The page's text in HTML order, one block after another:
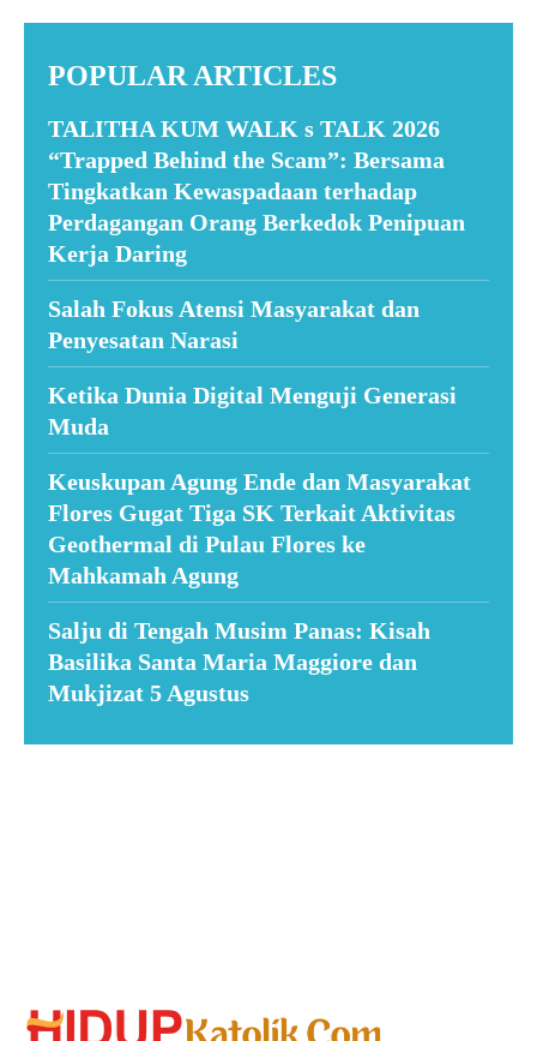
POPULAR ARTICLES
TALITHA KUM WALK s TALK 2026
“Trapped Behind the Scam”: Bersama
Tingkatkan Kewaspadaan terhadap
Perdagangan Orang Berkedok Penipuan
Kerja Daring
Salah Fokus Atensi Masyarakat dan
Penyesatan Narasi
Ketika Dunia Digital Menguji Generasi
Muda
Keuskupan Agung Ende dan Masyarakat
Flores Gugat Tiga SK Terkait Aktivitas
Geothermal di Pulau Flores ke
Mahkamah Agung
Salju di Tengah Musim Panas: Kisah
Basilika Santa Maria Maggiore dan
Mukjizat 5 Agustus